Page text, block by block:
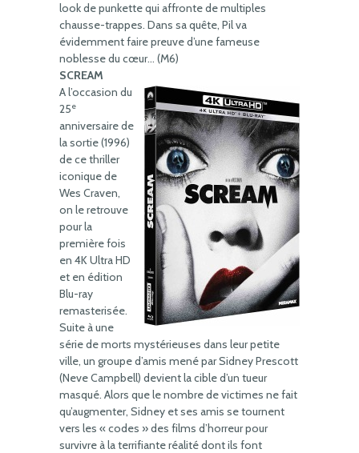
look de punkette qui affronte de multiples
chausse-trappes. Dans sa quête, Pil va
évidemment faire preuve d’une fameuse
noblesse du cœur… (M6)
SCREAM
A l’occasion du
25e
anniversaire de
la sortie (1996)
de ce thriller
iconique de
Wes Craven,
on le retrouve
pour la
première fois
en 4K Ultra HD
et en édition
Blu-ray
remasterisée.
Suite à une
série de morts mystérieuses dans leur petite
ville, un groupe d’amis mené par Sidney Prescott
(Neve Campbell) devient la cible d’un tueur
masqué. Alors que le nombre de victimes ne fait
qu’augmenter, Sidney et ses amis se tournent
vers les « codes » des films d’horreur pour
survivre à la terrifiante réalité dont ils font